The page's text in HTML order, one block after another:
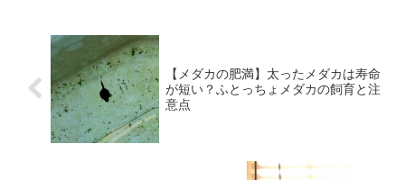
【メダカの肥満】太ったメダカは寿命
が短い？ふとっちょメダカの飼育と注
意点